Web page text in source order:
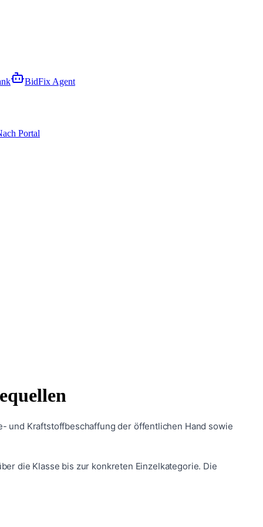
BidFix Agent
Portal
und Kraftstoffbeschaffung der öffentlichen Hand sowie
die Klasse bis zur konkreten Einzelkategorie. Die